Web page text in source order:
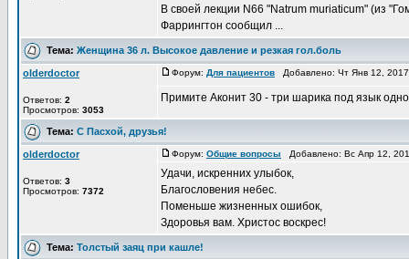
В своей лекции N66 "Natrum muriaticum" (из
Фаррингтон сообщил ...
Тема: Женщина 36 л. Высокое давление и резкая гол.боль
olderdoctor
Ответов: 2
Просмотров: 3053
Форум: Для пациентов Добавлено: Чт Янв 12,
Примите Аконит 30 - три шарика под язык
Тема: С Пасхой, друзья!
olderdoctor
Ответов: 3
Просмотров: 7372
Форум: Общие вопросы Добавлено: Вс Апр 12,
Удачи, искренних улыбок,
Благословения небес.
Поменьше жизненных ошибок,
Здоровья вам. Христос воскрес!
Тема: Толстый заяц при кашле!